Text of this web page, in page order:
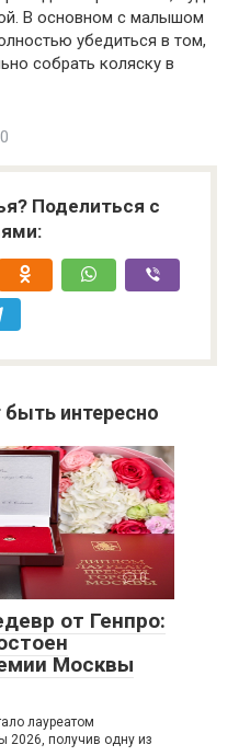
В основном с малышом
убедиться в том,
собрать коляску в
Поделиться с
интересно
0
от Генпро:
Москвы
лауреатом
2026, получив одну из